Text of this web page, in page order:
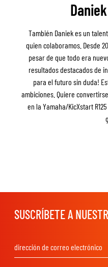
También Daniek es un
quien colaboramos. Desde
pesar de que todo era
resultados destacados de
para el futuro sin duda!
ambiciones. Quiere
en la Yamaha/KicXstart
SUSCRÍBETE A